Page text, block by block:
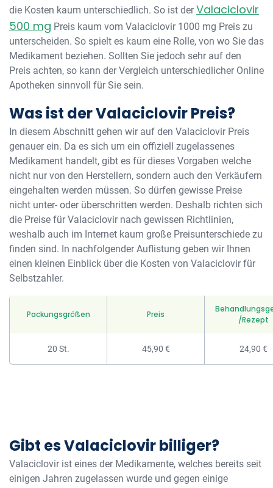
die Kosten kaum unterschiedlich. So ist derValaciclovir
500 mg Preis kaum vom Valaciclovir 1000 mg Preis zu
unterscheiden. So spielt es kaum eine Rolle, von wo Sie das
Medikament beziehen. Sollten Sie jedoch sehr auf den
Preis achten, so kann der Vergleich unterschiedlicher Online
Apotheken sinnvoll für Sie sein.
Was ist der Valaciclovir Preis?
In diesem Abschnitt gehen wir auf den Valaciclovir Preis
genauer ein. Da es sich um ein offiziell zugelassenes
Medikament handelt, gibt es für dieses Vorgaben welche
nicht nur von den Herstellern, sondern auch den Verkäufern
eingehalten werden müssen. So dürfen gewisse Preise
nicht unter- oder überschritten werden. Deshalb richten sich
die Preise für Valaciclovir nach gewissen Richtlinien,
weshalb auch im Internet kaum große Preisunterschiede zu
finden sind. In nachfolgender Auflistung geben wir Ihnen
einen kleinen Einblick über die Kosten von Valaciclovir für
Selbstzahler.
Packungsgrößen Preis
/Rezept
20 St. 45,90 € 24,90 €
Gibt es Valaciclovir billiger?
Valaciclovir ist eines der Medikamente, welches bereits seit
einigen Jahren zugelassen wurde und gegen einige